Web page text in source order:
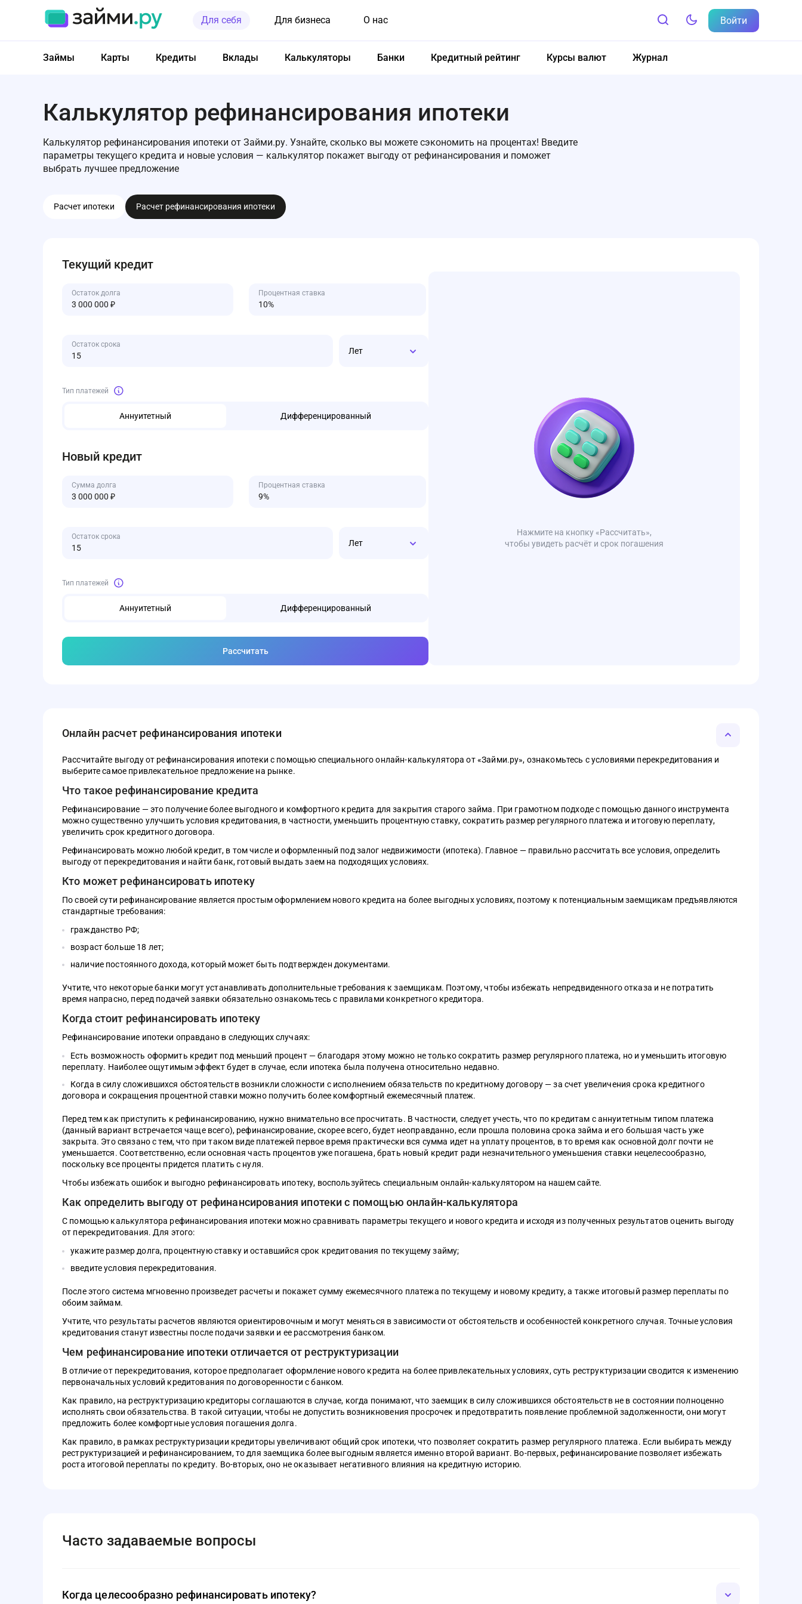
Для себя Для бизнеса О нас Войти
Займы Карты Кредиты Вклады Калькуляторы Банки Кредитный рейтинг Курсы валют Журнал
Калькулятор рефинансирования ипотеки
Калькулятор рефинансирования ипотеки от Займи.ру. Узнайте, сколько вы можете сэкономить на процентах! Введите
параметры текущего кредита и новые условия — калькулятор покажет выгоду от рефинансирования и поможет
выбрать лучшее предложение
Расчет ипотеки Расчет рефинансирования ипотеки
Текущий кредит
Остаток долга Процентная ставка
Остаток срока
Лет
Тип платежей
Аннуитетный Дифференцированный
Новый кредит
Сумма долга Процентная ставка
Остаток срока
Лет
Тип платежей
Аннуитетный Дифференцированный
Рассчитать
Нажмите на кнопку «Рассчитать»,
чтобы увидеть расчёт и срок погашения
Онлайн расчет рефинансирования ипотеки
Рассчитайте выгоду от рефинансирования ипотеки с помощью специального онлайн-калькулятора от «Займи.ру», ознакомьтесь с условиями перекредитования и
выберите самое привлекательное предложение на рынке.
Что такое рефинансирование кредита
Рефинансирование — это получение более выгодного и комфортного кредита для закрытия старого займа. При грамотном подходе с помощью данного инструмента
можно существенно улучшить условия кредитования, в частности, уменьшить процентную ставку, сократить размер регулярного платежа и итоговую переплату,
увеличить срок кредитного договора.
Рефинансировать можно любой кредит, в том числе и оформленный под залог недвижимости (ипотека). Главное — правильно рассчитать все условия, определить
выгоду от перекредитования и найти банк, готовый выдать заем на подходящих условиях.
Кто может рефинансировать ипотеку
По своей сути рефинансирование является простым оформлением нового кредита на более выгодных условиях, поэтому к потенциальным заемщикам предъявляются
стандартные требования:
гражданство РФ;
возраст больше 18 лет;
наличие постоянного дохода, который может быть подтвержден документами.
Учтите, что некоторые банки могут устанавливать дополнительные требования к заемщикам. Поэтому, чтобы избежать непредвиденного отказа и не потратить
время напрасно, перед подачей заявки обязательно ознакомьтесь с правилами конкретного кредитора.
Когда стоит рефинансировать ипотеку
Рефинансирование ипотеки оправдано в следующих случаях:
Есть возможность оформить кредит под меньший процент — благодаря этому можно не только сократить размер регулярного платежа, но и уменьшить итоговую
переплату. Наиболее ощутимым эффект будет в случае, если ипотека была получена относительно недавно.
Когда в силу сложившихся обстоятельств возникли сложности с исполнением обязательств по кредитному договору — за счет увеличения срока кредитного
договора и сокращения процентной ставки можно получить более комфортный ежемесячный платеж.
Перед тем как приступить к рефинансированию, нужно внимательно все просчитать. В частности, следует учесть, что по кредитам с аннуитетным типом платежа
(данный вариант встречается чаще всего), рефинансирование, скорее всего, будет неоправданно, если прошла половина срока займа и его большая часть уже
закрыта. Это связано с тем, что при таком виде платежей первое время практически вся сумма идет на уплату процентов, в то время как основной долг почти не
уменьшается. Соответственно, если основная часть процентов уже погашена, брать новый кредит ради незначительного уменьшения ставки нецелесообразно,
поскольку все проценты придется платить с нуля.
Чтобы избежать ошибок и выгодно рефинансировать ипотеку, воспользуйтесь специальным онлайн-калькулятором на нашем сайте.
Как определить выгоду от рефинансирования ипотеки с помощью онлайн-калькулятора
С помощью калькулятора рефинансирования ипотеки можно сравнивать параметры текущего и нового кредита и исходя из полученных результатов оценить выгоду
от перекредитования. Для этого:
укажите размер долга, процентную ставку и оставшийся срок кредитования по текущему займу;
введите условия перекредитования.
После этого система мгновенно произведет расчеты и покажет сумму ежемесячного платежа по текущему и новому кредиту, а также итоговый размер переплаты по
обоим займам.
Учтите, что результаты расчетов являются ориентировочным и могут меняться в зависимости от обстоятельств и особенностей конкретного случая. Точные условия
кредитования станут известны после подачи заявки и ее рассмотрения банком.
Чем рефинансирование ипотеки отличается от реструктуризации
В отличие от перекредитования, которое предполагает оформление нового кредита на более привлекательных условиях, суть реструктуризации сводится к изменению
первоначальных условий кредитования по договоренности с банком.
Как правило, на реструктуризацию кредиторы соглашаются в случае, когда понимают, что заемщик в силу сложившихся обстоятельств не в состоянии полноценно
исполнять свои обязательства. В такой ситуации, чтобы не допустить возникновения просрочек и предотвратить появление проблемной задолженности, они могут
предложить более комфортные условия погашения долга.
Как правило, в рамках реструктуризации кредиторы увеличивают общий срок ипотеки, что позволяет сократить размер регулярного платежа. Если выбирать между
реструктуризацией и рефинансированием, то для заемщика более выгодным является именно второй вариант. Во-первых, рефинансирование позволяет избежать
роста итоговой переплаты по кредиту. Во-вторых, оно не оказывает негативного влияния на кредитную историю.
Часто задаваемые вопросы
Когда целесообразно рефинансировать ипотеку?